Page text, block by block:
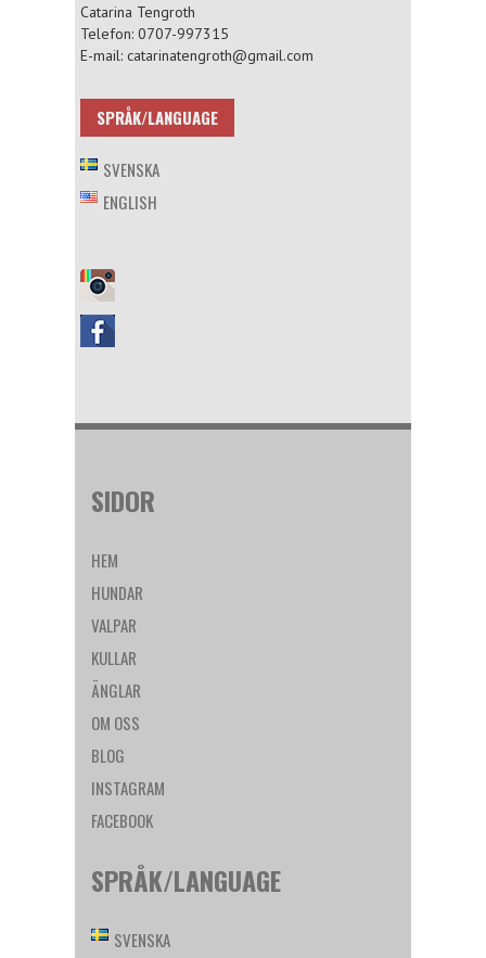
Catarina Tengroth
Telefon: 0707-997315
E-mail: catarinatengroth@gmail.com
SPRÅK/LANGUAGE
SVENSKA
ENGLISH
SIDOR
HEM
HUNDAR
VALPAR
KULLAR
ÄNGLAR
OM OSS
BLOG
INSTAGRAM
FACEBOOK
SPRÅK/LANGUAGE
SVENSKA